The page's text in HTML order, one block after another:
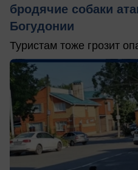
бродячие собаки
Богудонии
Туристам тоже грозит